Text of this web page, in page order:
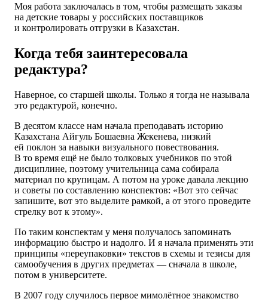
Моя работа заключалась в том, чтобы размещать заказы
на детские товары у российских поставщиков
и контролировать отгрузки в Казахстан.
Когда тебя заинтересовала
редактура?
Наверное, со старшей школы. Только я тогда не называла
это редактурой, конечно.
В десятом классе нам начала преподавать историю
Казахстана Айгуль Бошаевна Жекенева, низкий
ей поклон за навыки визуального повествования.
В то время ещё не было толковых учебников по этой
дисциплине, поэтому учительница сама собирала
материал по крупицам. А потом на уроке давала лекцию
и советы по составлению конспектов: «Вот это сейчас
запишите, вот это выделите рамкой, а от этого проведите
стрелку вот к этому».
По таким конспектам у меня получалось запоминать
информацию быстро и надолго. И я начала применять эти
принципы «переупаковки» текстов в схемы и тезисы для
самообучения в других предметах — сначала в школе,
потом в университете.
В 2007 году случилось первое мимолётное знакомство